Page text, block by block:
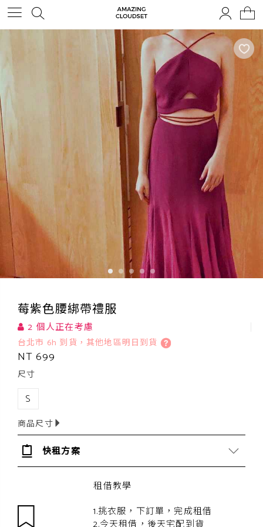
莓紫色腰綁帶禮服
2 個人正在考慮
台北市 6h 到貨，其他地區明日到貨
NT 699
尺寸
S
商品尺寸
快租方案
租借教學
1.挑衣服，下訂單，完成租借